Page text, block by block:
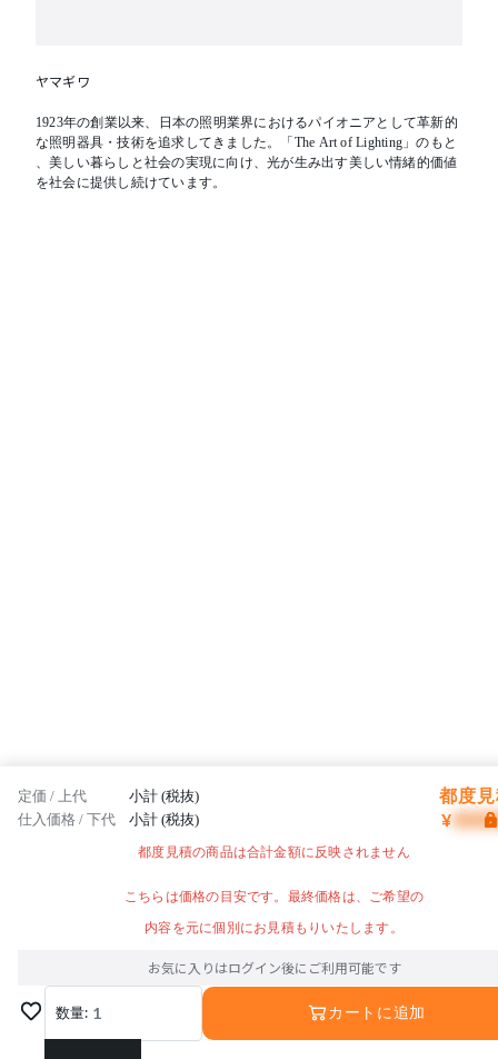
ヤマギワ
1923年の創業以来、日本の照明業界におけるパイオニアとして革新的
な照明器具・技術を追求してきました。「The Art of Lighting」のもと
、美しい暮らしと社会の実現に向け、光が生み出す美しい情緒的価値
を社会に提供し続けています。
定価 / 上代 小計 (税抜) 都度
仕入価格 / 下代 小計 (税抜) ¥
都度見積の商品は合計金額に反映されません
こちらは価格の目安です。最終価格は、ご希望の
内容を元に個別にお見積もりいたします。
お気に入りはログイン後にご利用可能です
数量: 1 カートに追加